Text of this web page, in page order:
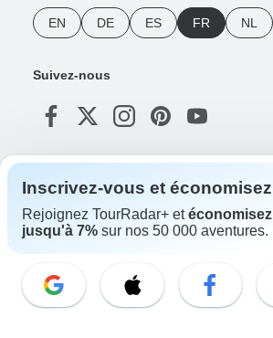
EN DE ES FR NL
Suivez-nous
Inscrivez-vous et économisez
Rejoignez TourRadar+ etéconomisez
jusqu'à 7% sur nos 50 000 aventures.